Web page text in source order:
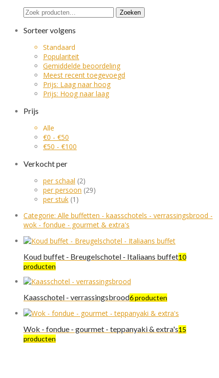
Zoeken
naar:
Zoeken
Sorteer volgens
Standaard
Populariteit
Gemiddelde beoordeling
Meest recent toegevoegd
Prijs: Laag naar hoog
Prijs: Hoog naar laag
Prijs
Alle
€0 - €50
€50 - €100
Verkocht per
per schaal (2)
per persoon (29)
per stuk (1)
Categorie: Alle buffetten - kaasschotels - verrassingsbrood -
wok - fondue - gourmet & extra's
Koud buffet - Breugelschotel - Italiaans buffet10
producten
Kaasschotel - verrassingsbrood6 producten
Wok - fondue - gourmet - teppanyaki & extra's15
producten